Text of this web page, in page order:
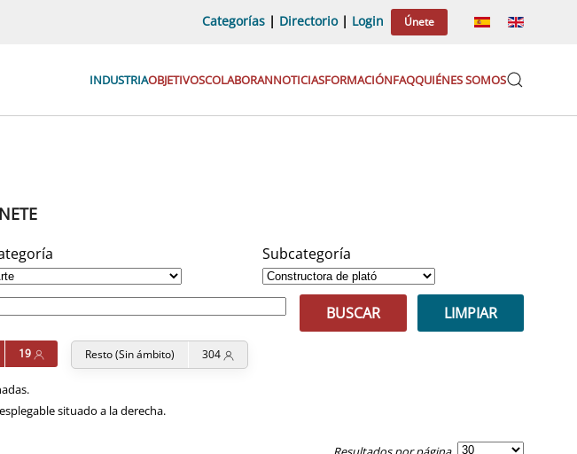
Categorías | Directorio| Login Únete
INDUSTRIAOBJETIVOSCOLABORANNOTICIASFORMACIÓNFAQQUIÉNES SOMOS
Subcategoría
BUSCAR LIMPIAR
19 Resto (Sin ámbito) 304
situado a la derecha.